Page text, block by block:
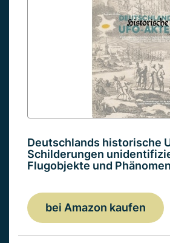
Deutschlands historische
Schilderungen
Flugobjekte und
bei Amazon kaufen